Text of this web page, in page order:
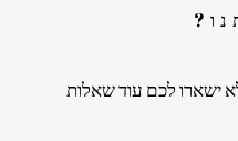
ישארו לכם עוד שאלות